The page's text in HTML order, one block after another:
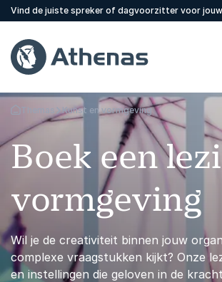
Vind de juiste spreker of dagvoorzitter voor
Terug naar de startpagina
Themas Kunst en vormgeving
Boek een
vormgeving
Wil je de creativiteit binnen jouw
complexe vraagstukken kijkt? Onze
en instellingen die geloven in de